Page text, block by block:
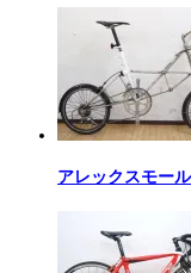
アレックスモー